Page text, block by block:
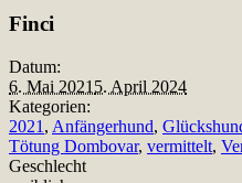
Finci
Datum:
6. Mai 2021 5. April 2024
Kategorien:
2021 , Anfängerhund,
Tötung Dombovar, vermittelt,
Geschlecht